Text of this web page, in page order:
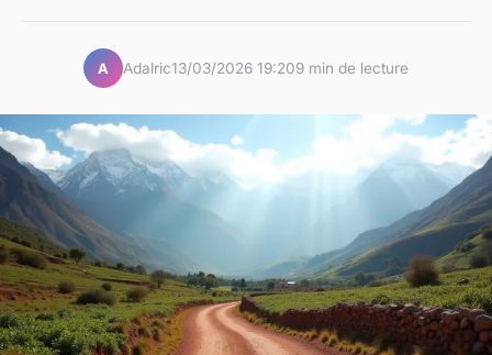
A Adalric13/03/2026 19:209 min de lecture